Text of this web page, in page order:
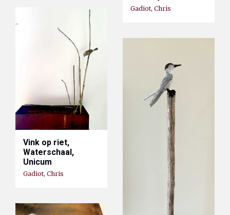
Gadiot, Chris
Vink op riet,
Waterschaal,
Unicum
Gadiot, Chris